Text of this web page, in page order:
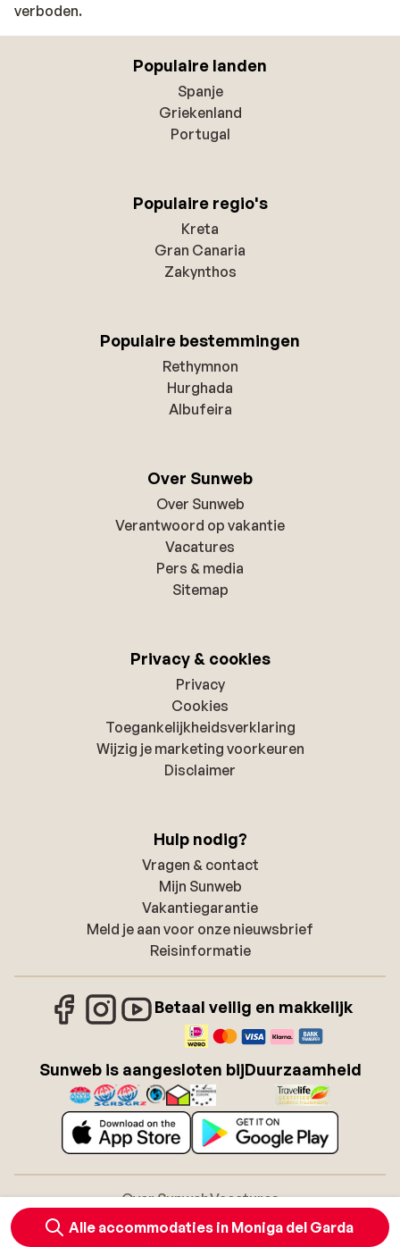
Alle accommodaties in Moniga del Garda
verboden.
Populaire landen
Spanje
Griekenland
Portugal
Populaire regio's
Kreta
Gran Canaria
Zakynthos
Populaire bestemmingen
Rethymnon
Hurghada
Albufeira
Over Sunweb
Over Sunweb
Verantwoord op vakantie
Vacatures
Pers & media
Sitemap
Privacy & cookies
Privacy
Cookies
Toegankelijkheidsverklaring
Wijzig je marketing voorkeuren
Disclaimer
Hulp nodig?
Vragen & contact
Mijn Sunweb
Vakantiegarantie
Meld je aan voor onze nieuwsbrief
Reisinformatie
Betaal veilig en makkelijk
Sunweb is aangesloten bijDuurzaamheid
Over SunwebVacatures
Algemene voorwaarden zonvakanties
Toegankelijkheidsverklaring DisclaimerSitemap